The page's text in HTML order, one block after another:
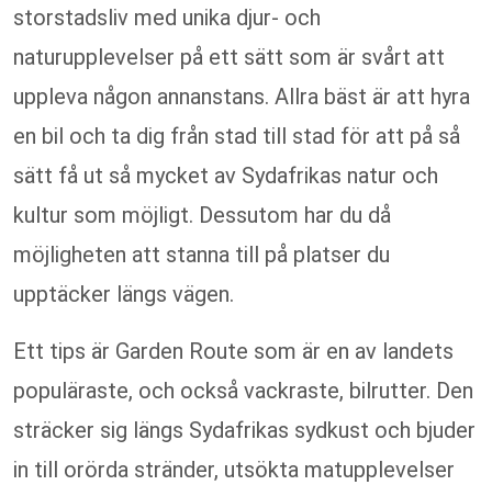
storstadsliv med unika djur- och
naturupplevelser på ett sätt som är svårt att
uppleva någon annanstans. Allra bäst är att hyra
en bil och ta dig från stad till stad för att på så
sätt få ut så mycket av Sydafrikas natur och
kultur som möjligt. Dessutom har du då
möjligheten att stanna till på platser du
upptäcker längs vägen.
Ett tips är Garden Route som är en av landets
populäraste, och också vackraste, bilrutter. Den
sträcker sig längs Sydafrikas sydkust och bjuder
in till orörda stränder, utsökta matupplevelser